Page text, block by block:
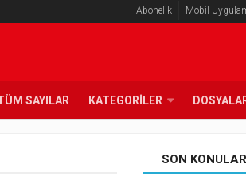
Abonelik Mobil
SAYILAR KATEGORILER
SON KONULAR